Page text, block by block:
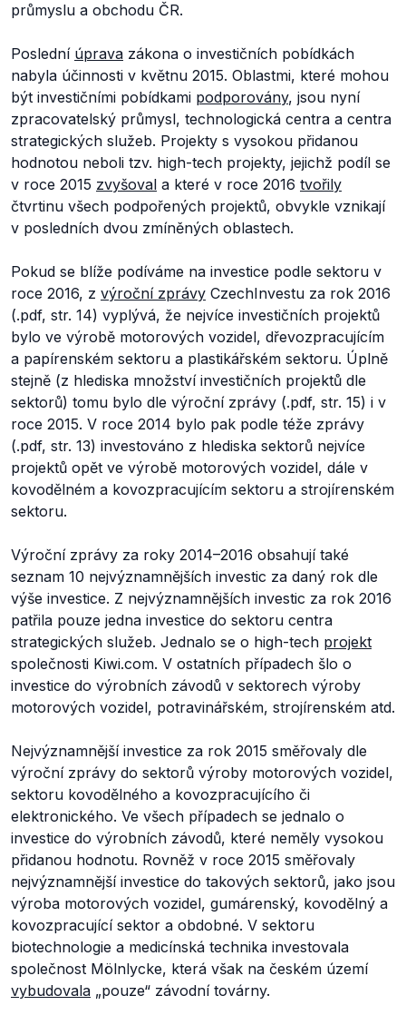
průmyslu a obchodu ČR.
Poslední úprava zákona o investičních pobídkách
nabyla účinnosti v květnu 2015. Oblastmi, které mohou
být investičními pobídkami podporovány, jsou nyní
zpracovatelský průmysl, technologická centra a centra
strategických služeb. Projekty s vysokou přidanou
hodnotou neboli tzv. high-tech projekty, jejichž podíl se
v roce 2015 zvyšoval a které v roce 2016 tvořily
čtvrtinu všech podpořených projektů, obvykle vznikají
v posledních dvou zmíněných oblastech.
Pokud se blíže podíváme na investice podle sektoru v
roce 2016, z výroční zprávy CzechInvestu za rok 2016
(.pdf, str. 14) vyplývá, že nejvíce investičních projektů
bylo ve výrobě motorových vozidel, dřevozpracujícím
a papírenském sektoru a plastikářském sektoru. Úplně
stejně (z hlediska množství investičních projektů dle
sektorů) tomu bylo dle výroční zprávy (.pdf, str. 15) i v
roce 2015. V roce 2014 bylo pak podle téže zprávy
(.pdf, str. 13) investováno z hlediska sektorů nejvíce
projektů opět ve výrobě motorových vozidel, dále v
kovodělném a kovozpracujícím sektoru a strojírenském
sektoru.
Výroční zprávy za roky 2014–2016 obsahují také
seznam 10 nejvýznamnějších investic za daný rok dle
výše investice. Z nejvýznamnějších investic za rok 2016
patřila pouze jedna investice do sektoru centra
strategických služeb. Jednalo se o high-tech projekt
společnosti Kiwi.com. V ostatních případech šlo o
investice do výrobních závodů v sektorech výroby
motorových vozidel, potravinářském, strojírenském atd.
Nejvýznamnější investice za rok 2015 směřovaly dle
výroční zprávy do sektorů výroby motorových vozidel,
sektoru kovodělného a kovozpracujícího či
elektronického. Ve všech případech se jednalo o
investice do výrobních závodů, které neměly vysokou
přidanou hodnotu. Rovněž v roce 2015 směřovaly
nejvýznamnější investice do takových sektorů, jako jsou
výroba motorových vozidel, gumárenský, kovodělný a
kovozpracující sektor a obdobné. V sektoru
biotechnologie a medicínská technika investovala
společnost Mölnlycke, která však na českém území
vybudovala „pouze“ závodní továrny.